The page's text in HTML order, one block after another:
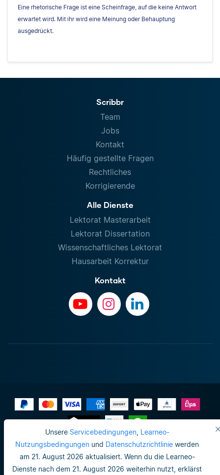
Unsere Servicebedingungen, Learneo-
Nutzungsbedingungen und Datenschutzrichtlinie werden
am 21. August 2026 aktualisiert. Wenn du die Learneo-
Dienste nach dem 21. August 2026 weiterhin nutzt, erklärst
Eine rhetorische Frage ist eine Scheinfrage, auf die keine Antwort
erwartet wird. Mit ihr wird eine Meinung oder Behauptung
ausgedrückt.
Scribbr
Team
Jobs
Kontakt
Häufig gestellte Fragen
Rechtliches
Korrigierende
Alle Dienste
Lektorat Masterarbeit
Lektorat Dissertation
Wissenschaftliches Lektorat
Hausarbeit Korrektur
Kontakt
Impressum
Do not sell or share my personal info